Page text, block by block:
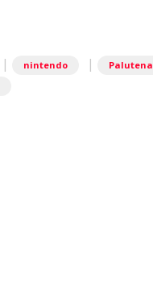
| nintendo | Palutena